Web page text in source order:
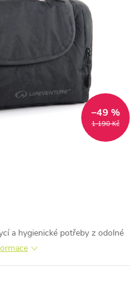
1 190 Kč
–49 %
a hygienické potřeby z odolné